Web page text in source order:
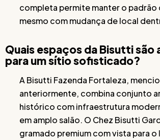
completa permite manter o padrão
mesmo com mudança de local
Quais espaços da Bisutti são
para um sítio sofisticado?
A Bisutti Fazenda Fortaleza,
anteriormente, combina conjunto
histórico com infraestrutura
em amplo salão. O Chez Bisutti
gramado premium com vista para o